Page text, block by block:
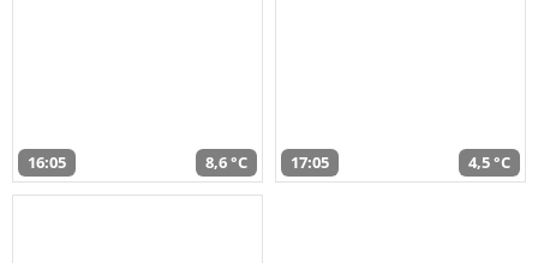
16:05 8,6 °C 17:05 4,5 °C